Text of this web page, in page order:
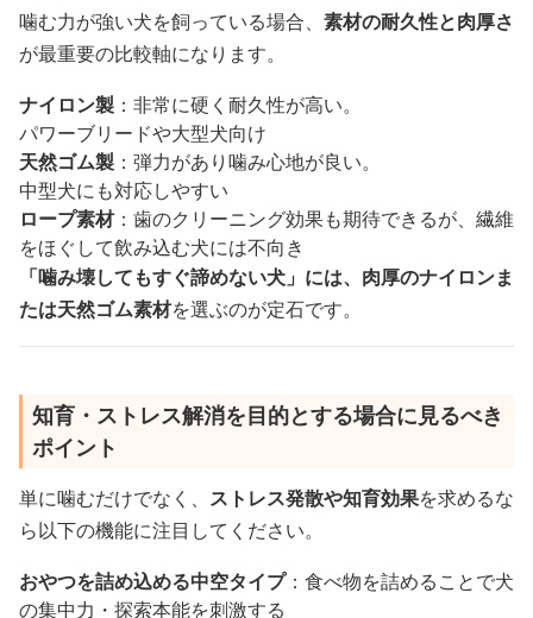
噛む力が強い犬を飼っている場合、 素材の耐久性と肉厚さ
が最重要の比較軸になります。
ナイロン製 ：非常に硬く耐久性が高い。
パワーブリードや大型犬向け
天然ゴム製 ：弾力があり噛み心地が良い。
中型犬にも対応しやすい
ロープ素材：歯のクリーニング効果も期待できるが、繊維
をほぐして飲み込む犬には不向き
「噛み壊してもすぐ諦めない犬」には、肉厚のナイロンま
たは天然ゴム素材を選ぶのが定石です。
知育・ストレス解消を目的とする場合に見るべき
ポイント
単に噛むだけでなく、 ストレス発散や知育効果を求めるな
ら以下の機能に注目してください。
おやつを詰め込める中空タイプ：食べ物を詰めることで犬
の集中力・探索本能を刺激する